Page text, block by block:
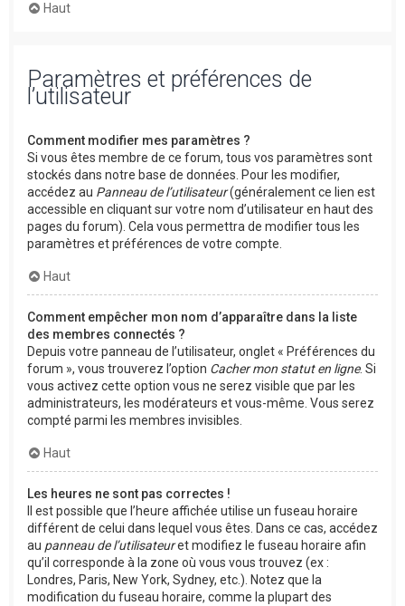
Haut
Paramètres et préférences de
l’utilisateur
Comment modifier mes paramètres ?
Si vous êtes membre de ce forum, tous vos paramètres sont
stockés dans notre base de données. Pour les modifier,
accédez au Panneau de l’utilisateur(généralement ce lien est
accessible en cliquant sur votre nom d’utilisateur en haut des
pages du forum). Cela vous permettra de modifier tous les
paramètres et préférences de votre compte.
Haut
Comment empêcher mon nom d’apparaître dans la liste
des membres connectés ?
Depuis votre panneau de l’utilisateur, onglet « Préférences du
forum », vous trouverez l’option Cacher mon statut en ligne. Si
vous activez cette option vous ne serez visible que par les
administrateurs, les modérateurs et vous-même. Vous serez
compté parmi les membres invisibles.
Haut
Les heures ne sont pas correctes !
Il est possible que l’heure affichée utilise un fuseau horaire
différent de celui dans lequel vous êtes. Dans ce cas, accédez
au panneau de l’utilisateuret modifiez le fuseau horaire afin
qu’il corresponde à la zone où vous vous trouvez (ex :
Londres, Paris, New York, Sydney, etc.). Notez que la
modification du fuseau horaire, comme la plupart des